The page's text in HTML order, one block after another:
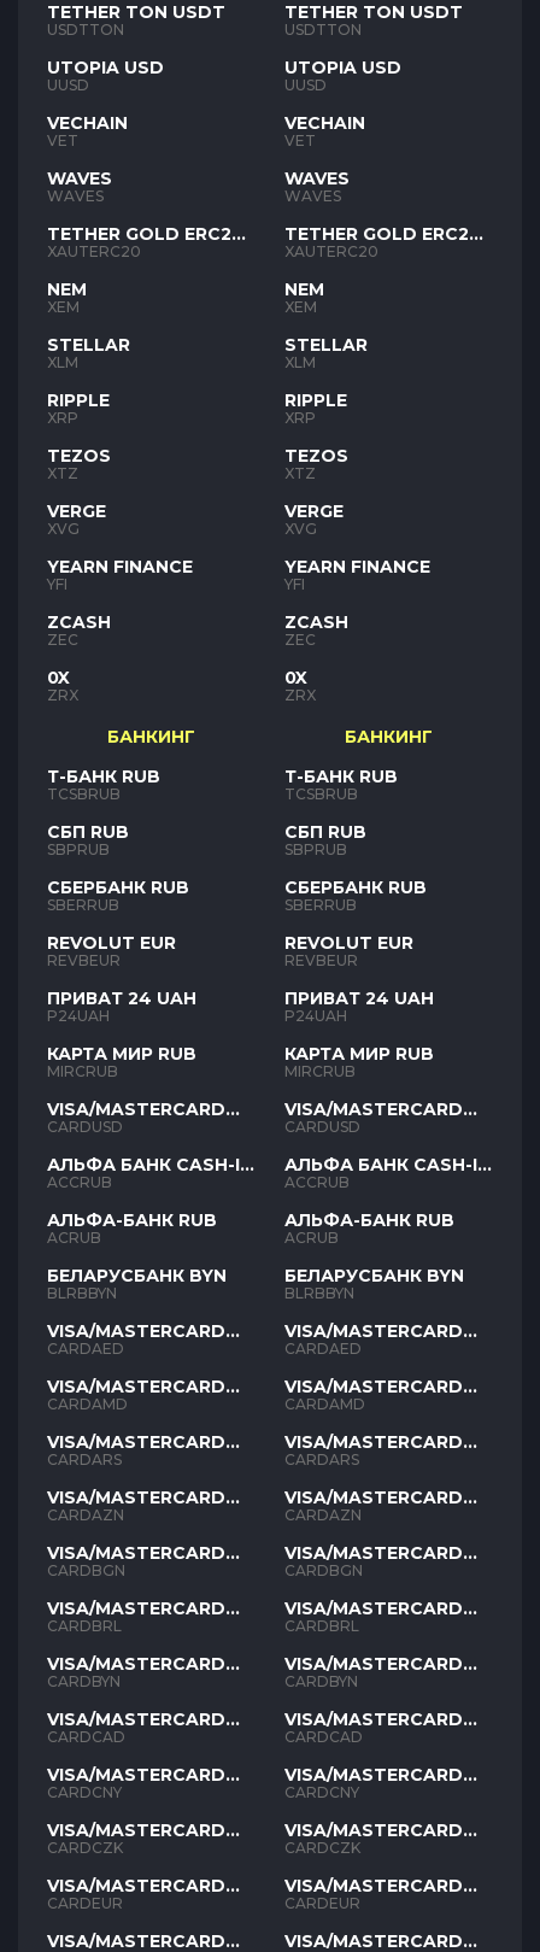
TETHER TON USDT
USDTTON
UTOPIA USD
UUSD
VECHAIN
VET
WAVES
WAVES
TETHER GOLD ERC20
XAUT
XAUTERC20
NEM
XEM
STELLAR
XLM
RIPPLE
XRP
TEZOS
XTZ
VERGE
XVG
YEARN FINANCE
YFI
ZCASH
ZEC
0X
ZRX
БАНКИНГ
Т-БАНК RUB
TCSBRUB
СБП RUB
SBPRUB
СБЕРБАНК RUB
SBERRUB
REVOLUT EUR
REVBEUR
ПРИВАТ 24 UAH
P24UAH
КАРТА МИР RUB
MIRCRUB
VISA/MASTERCARD
USD
CARDUSD
АЛЬФА БАНК CASH-IN
RUB
ACCRUB
АЛЬФА-БАНК RUB
ACRUB
БЕЛАРУСБАНК BYN
BLRBBYN
VISA/MASTERCARD
AED
CARDAED
VISA/MASTERCARD
AMD
CARDAMD
VISA/MASTERCARD
ARS
CARDARS
VISA/MASTERCARD
AZN
CARDAZN
VISA/MASTERCARD
BGN
CARDBGN
VISA/MASTERCARD
BRL
CARDBRL
VISA/MASTERCARD
BYN
CARDBYN
VISA/MASTERCARD
CAD
CARDCAD
VISA/MASTERCARD
CNY
CARDCNY
VISA/MASTERCARD
CZK
CARDCZK
VISA/MASTERCARD
EUR
CARDEUR
VISA/MASTERCARD
TETHER TON USDT
USDTTON
UTOPIA USD
UUSD
VECHAIN
VET
WAVES
WAVES
TETHER GOLD ERC20
XAUT
XAUTERC20
NEM
XEM
STELLAR
XLM
RIPPLE
XRP
TEZOS
XTZ
VERGE
XVG
YEARN FINANCE
YFI
ZCASH
ZEC
0X
ZRX
БАНКИНГ
Т-БАНК RUB
TCSBRUB
СБП RUB
SBPRUB
СБЕРБАНК RUB
SBERRUB
REVOLUT EUR
REVBEUR
ПРИВАТ 24 UAH
P24UAH
КАРТА МИР RUB
MIRCRUB
VISA/MASTERCARD
USD
CARDUSD
АЛЬФА БАНК CASH-IN
RUB
ACCRUB
АЛЬФА-БАНК RUB
ACRUB
БЕЛАРУСБАНК BYN
BLRBBYN
VISA/MASTERCARD
AED
CARDAED
VISA/MASTERCARD
AMD
CARDAMD
VISA/MASTERCARD
ARS
CARDARS
VISA/MASTERCARD
AZN
CARDAZN
VISA/MASTERCARD
BGN
CARDBGN
VISA/MASTERCARD
BRL
CARDBRL
VISA/MASTERCARD
BYN
CARDBYN
VISA/MASTERCARD
CAD
CARDCAD
VISA/MASTERCARD
CNY
CARDCNY
VISA/MASTERCARD
CZK
CARDCZK
VISA/MASTERCARD
EUR
CARDEUR
VISA/MASTERCARD